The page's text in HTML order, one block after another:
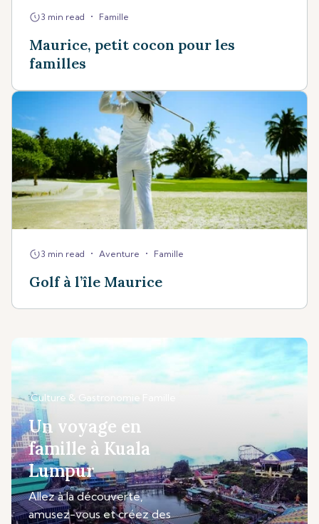
3 min read • Famille
Maurice, petit cocon pour les
familles
3 min read • Aventure • Famille
Golf à l’île Maurice
Culture & Gastronomie
Un voyage en
famille à Kuala
Lumpur
Allez à la découverte,
amusez-vous et créez des